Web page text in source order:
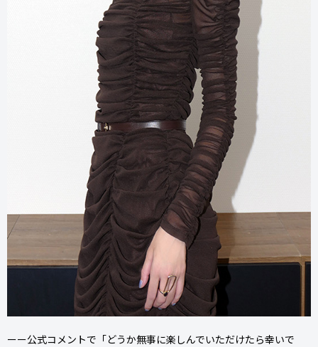
ーー公式コメントで「どうか無事に楽しんでいただけたら幸いで